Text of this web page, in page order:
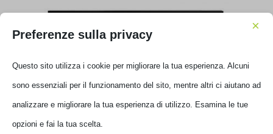
Preferenze sulla privacy
×
Questo sito utilizza i cookie per migliorare la tua esperienza. Alcuni
sono essenziali per il funzionamento del sito, mentre altri ci aiutano ad
analizzare e migliorare la tua esperienza di utilizzo. Esamina le tue
opzioni e fai la tua scelta.